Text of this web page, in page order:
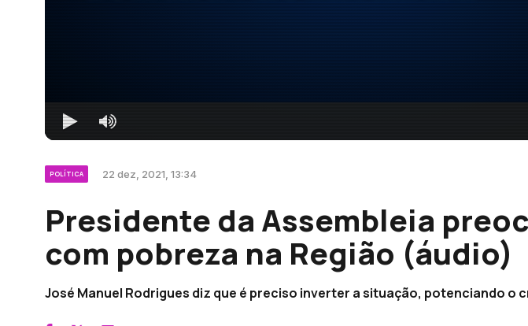
POLÍTICA 22 dez, 2021, 13:34
Presidente da Assembleia
com pobreza na Região (áudio)
José Manuel Rodrigues diz que é preciso inverter a situação, potenciando o